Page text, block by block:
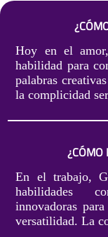
Hoy en el
habilidad para
palabras
la complicidad
¿CÓMO
En el trabajo,
habilidades
innovadoras
versatilidad. La